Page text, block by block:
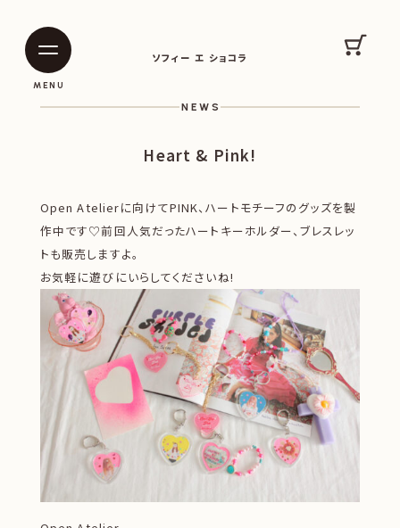
ソフィー エ ショコラ
MENU
カー
NEWS
Heart & Pink!
Open Atelierに向けてPINK、ハートモチーフのグッズを製
作中です♡前回人気だったハートキーホルダー、ブレスレッ
トも販売しますよ。
お気軽に遊びにいらしてくださいね!